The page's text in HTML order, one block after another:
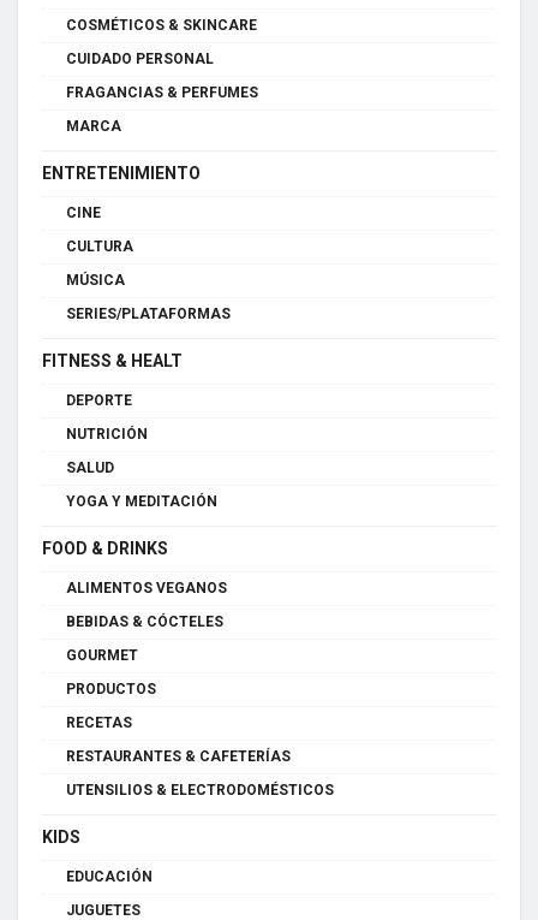
COSMÉTICOS & SKINCARE
CUIDADO PERSONAL
FRAGANCIAS & PERFUMES
MARCA
ENTRETENIMIENTO
CINE
CULTURA
MÚSICA
SERIES/PLATAFORMAS
FITNESS & HEALT
DEPORTE
NUTRICIÓN
SALUD
YOGA Y MEDITACIÓN
FOOD & DRINKS
ALIMENTOS VEGANOS
BEBIDAS & CÓCTELES
GOURMET
PRODUCTOS
RECETAS
RESTAURANTES & CAFETERÍAS
UTENSILIOS & ELECTRODOMÉSTICOS
KIDS
EDUCACIÓN
JUGUETES